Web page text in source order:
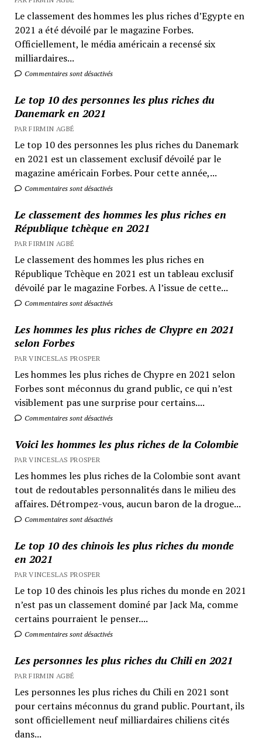
Le classement des hommes les plus riches d’Egypte en
2021 a été dévoilé par le magazine Forbes.
Officiellement, le média américain a recensé six
milliardaires...
Commentaires sont désactivés
Le top 10 des personnes les plus riches du
Danemark en 2021
PAR FIRMIN AGBÉ
Le top 10 des personnes les plus riches du Danemark
en 2021 est un classement exclusif dévoilé par le
magazine américain Forbes. Pour cette année,...
Commentaires sont désactivés
Le classement des hommes les plus riches en
République tchèque en 2021
PAR FIRMIN AGBÉ
Le classement des hommes les plus riches en
République Tchèque en 2021 est un tableau exclusif
dévoilé par le magazine Forbes. A l’issue de cette...
Commentaires sont désactivés
Les hommes les plus riches de Chypre en 2021
selon Forbes
PAR VINCESLAS PROSPER
Les hommes les plus riches de Chypre en 2021 selon
Forbes sont méconnus du grand public, ce qui n’est
visiblement pas une surprise pour certains....
Commentaires sont désactivés
Voici les hommes les plus riches de la Colombie
PAR VINCESLAS PROSPER
Les hommes les plus riches de la Colombie sont avant
tout de redoutables personnalités dans le milieu des
affaires. Détrompez-vous, aucun baron de la drogue...
Commentaires sont désactivés
Le top 10 des chinois les plus riches du monde
en 2021
PAR VINCESLAS PROSPER
Le top 10 des chinois les plus riches du monde en 2021
n’est pas un classement dominé par Jack Ma, comme
certains pourraient le penser....
Commentaires sont désactivés
Les personnes les plus riches du Chili en 2021
PAR FIRMIN AGBÉ
Les personnes les plus riches du Chili en 2021 sont
pour certains méconnus du grand public. Pourtant, ils
sont officiellement neuf milliardaires chiliens cités
dans...